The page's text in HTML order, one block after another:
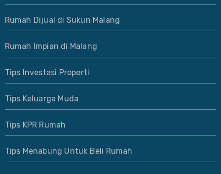
Rumah Dijual di Sukun Malang
Rumah Impian di Malang
Tips Investasi Properti
Tips Keluarga Muda
Tips KPR Rumah
Tips Menabung Untuk Beli Rumah